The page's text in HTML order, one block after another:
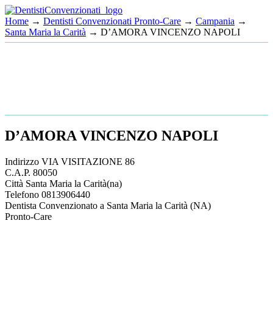
Home → Dentisti Convenzionati Pronto-Care → Campania →
Santa Maria la Carità → D’AMORA VINCENZO NAPOLI
D’AMORA VINCENZO NAPOLI
Indirizzo VIA VISITAZIONE 86
C.A.P. 80050
Città Santa Maria la Carità(na)
Telefono 0813906440
Dentista Convenzionato a Santa Maria la Carità (NA)
Pronto-Care